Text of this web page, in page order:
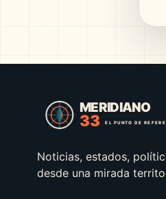
Noticias, estados,
desde una mirada